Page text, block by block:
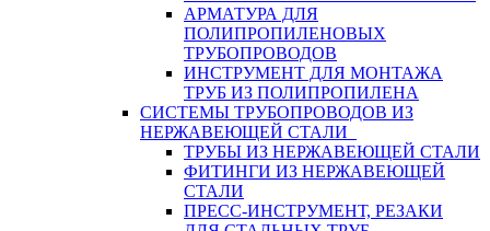
АРМАТУРА ДЛЯ
ПОЛИПРОПИЛЕНОВЫХ
ТРУБОПРОВОДОВ
ИНСТРУМЕНТ ДЛЯ МОНТАЖА
ТРУБ ИЗ ПОЛИПРОПИЛЕНА
СИСТЕМЫ ТРУБОПРОВОДОВ ИЗ
НЕРЖАВЕЮЩЕЙ СТАЛИ
ТРУБЫ ИЗ НЕРЖАВЕЮЩЕЙ СТАЛИ
ФИТИНГИ ИЗ НЕРЖАВЕЮЩЕЙ
СТАЛИ
ПРЕСС-ИНСТРУМЕНТ, РЕЗАКИ